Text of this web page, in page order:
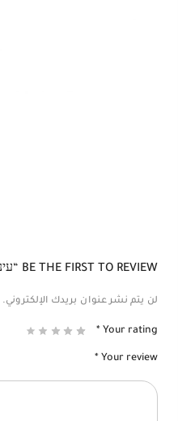
BE THE FIRST TO REVIEW “עיניים זזות 10 מ”מ 100 יח’ סופרקיט -عيون متحركة 10 ملم 100 قطعة”
لن يتم نشر عنوان بريدك الإلكتروني.
Your rating
*
Your review
*